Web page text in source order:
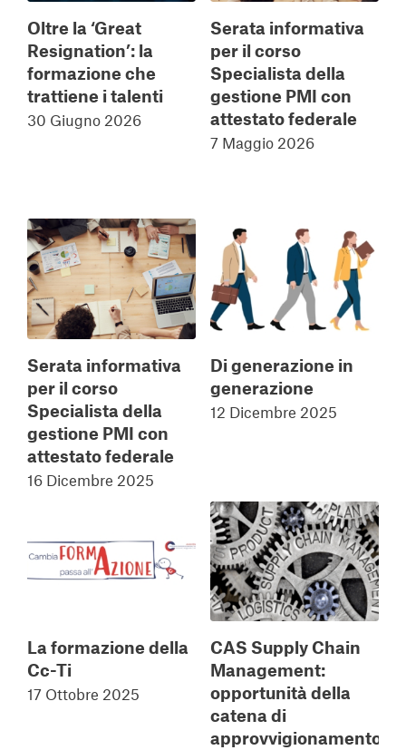
Oltre la ‘Great
Resignation’: la
formazione che
trattiene i talenti
30 Giugno 2026
Serata informativa
per il corso
Specialista della
gestione PMI con
attestato federale
7 Maggio 2026
Serata informativa
per il corso
Specialista della
gestione PMI con
attestato federale
16 Dicembre 2025
Di generazione in
generazione
12 Dicembre 2025
La formazione della
Cc-Ti
17 Ottobre 2025
CAS Supply Chain
Management:
opportunità della
catena di
approvvigionamento